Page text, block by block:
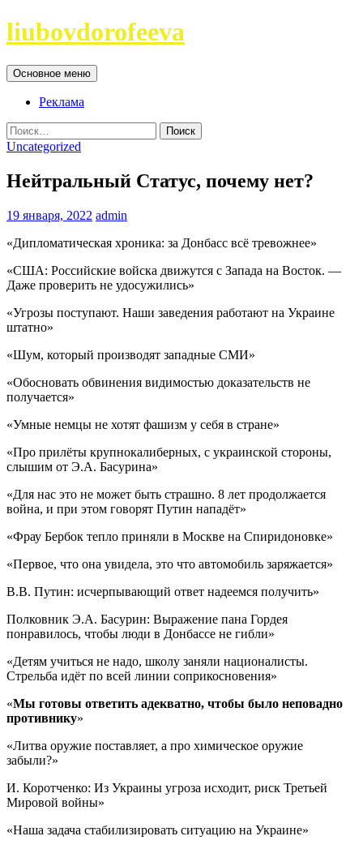
Перейти
к
liubovdorofeeva
Поиск
Основное меню
Реклама
Найти:
Uncategorized
Нейтральный Статус, почему нет?
19 января, 2022 admin
«Дипломатическая хроника: за Донбасс всё тревожнее»
«США: Российские войска движутся с Запада на Восток. —
Даже проверить не удосужились»
«Угрозы поступают. Наши заведения работают на Украине
штатно»
«Шум, который производят западные СМИ»
«Обосновать обвинения видимостью доказательств не
получается»
«Умные немцы не хотят фашизм у себя в стране»
«Про прилёты крупнокалиберных, с украинской стороны,
слышим от Э.А. Басурина»
«Для нас это не может быть страшно. 8 лет продолжается
война, и при этом говорят Путин нападёт»
«Фрау Бербок тепло приняли в Москве на Спиридоновке»
«Первое, что она увидела, это что автомобиль заряжается»
В.В. Путин: исчерпывающий ответ надеемся получить»
Полковник Э.А. Басурин: Выражение пана Гордея
понравилось, чтобы люди в Донбассе не гибли»
«Детям учиться не надо, школу заняли националисты.
Стрельба идёт по всей линии соприкосновения»
«Мы готовы ответить адекватно, чтобы было неповадно
противнику»
«Литва оружие поставляет, а про химическое оружие
забыли?»
И. Коротченко: Из Украины угроза исходит, риск Третьей
Мировой войны»
«Наша задача стабилизировать ситуацию на Украине»